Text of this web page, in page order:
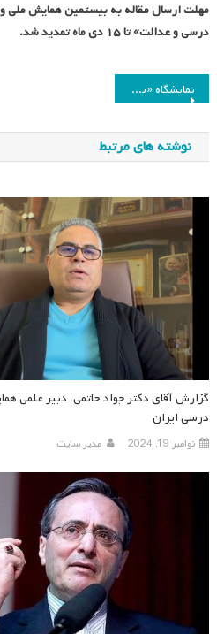
مهلت ارسال مقاله به بیستمین همایش ملی و
درسی و عدالت» تا ۱۵ دی ماه تمدید شد.
راهبری
نوشته
نمایشگاه «یک و نیم قرن با کتاب‌های درسی از دارالفنون تاکنون»
نوشته های مرتبط
گزارش آقای دکتر جواد حاتمی، دبیر علمی
درسی ایران
نوامبر 19, 2024 مدیر سایت